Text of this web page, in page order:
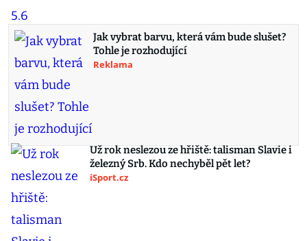
Jak vybrat barvu, která vám bude slušet?
Tohle je rozhodující
Reklama
Už rok neslezou ze hřiště: talisman Slavie i
železný Srb. Kdo nechyběl pět let?
iSport.cz